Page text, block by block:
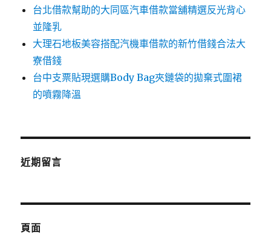
台北借款幫助的大同區汽車借款當舖精選反光背心
並隆乳
大理石地板美容搭配汽機車借款的新竹借錢合法大
寮借錢
台中支票貼現選購Body Bag夾鏈袋的拋棄式圍裙
的噴霧降溫
近期留言
頁面